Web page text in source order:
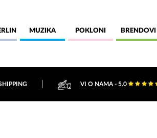
MUZIKA POKLONI BRENDOVI
VI O NAMA - 5.0